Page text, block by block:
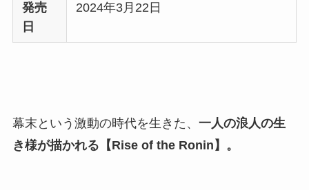
発売
日
2024年3月22日
幕末という激動の時代を生きた、 一人の浪人の生
き様が描かれる【Rise of the Ronin】。